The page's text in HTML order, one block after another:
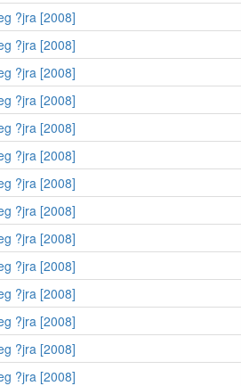
?jra [2008]
?jra [2008]
?jra [2008]
?jra [2008]
?jra [2008]
?jra [2008]
?jra [2008]
?jra [2008]
?jra [2008]
?jra [2008]
?jra [2008]
?jra [2008]
?jra [2008]
?jra [2008]